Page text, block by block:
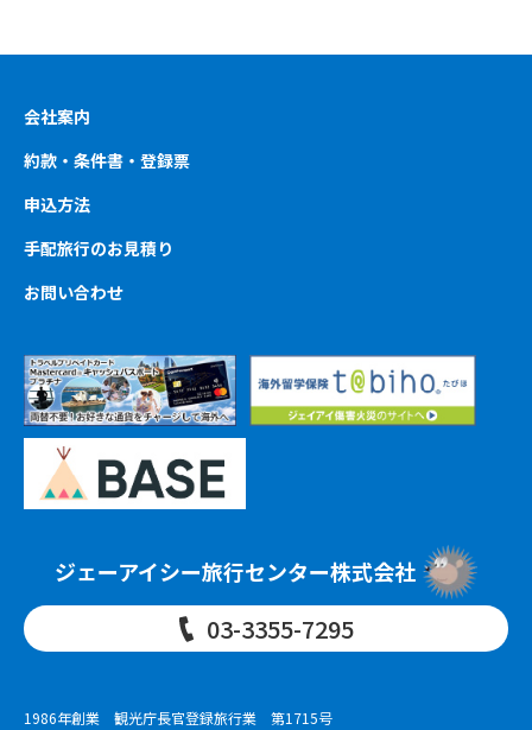
会社案内
約款・条件書・登録票
申込方法
手配旅行のお見積り
お問い合わせ
ジェーアイシー旅行センター株式会社
03-3355-7295
1986年創業 観光庁長官登録旅行業 第1715号